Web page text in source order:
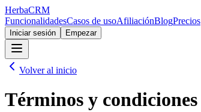
HerbaCRM
FuncionalidadesCasos de usoAfiliaciónBlogPrecios
Iniciar sesión Empezar
Volver al inicio
Términos y condiciones